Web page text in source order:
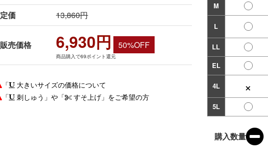
定価
13,860円
販売価格 6,930円 50%OFF
商品購入で69ポイント還元
「
大きいサイズの価格について
「
刺しゅう」や「 すそ上げ」をご希望の方
M
L
LL
EL
4L ×
5L
購入数量